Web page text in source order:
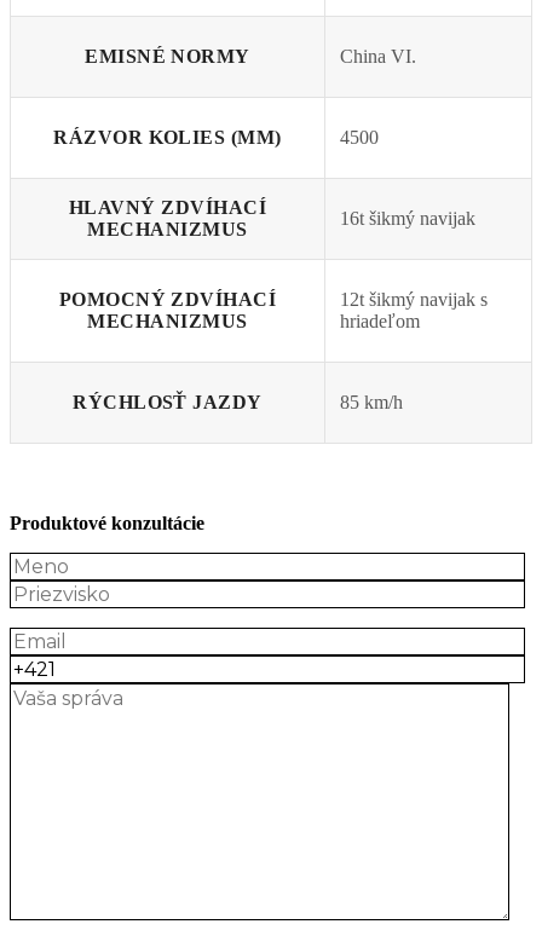
EMISNÉ NORMY China VI.
RÁZVOR KOLIES (MM) 4500
HLAVNÝ ZDVÍHACÍ
MECHANIZMUS
16t šikmý navijak
POMOCNÝ ZDVÍHACÍ
MECHANIZMUS
12t šikmý navijak s
hriadeľom
RÝCHLOSŤ JAZDY 85 km/h
Produktové konzultácie